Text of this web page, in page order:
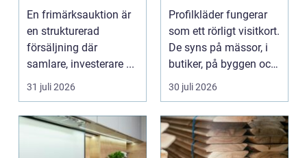
praktiken
En frimärksauktion är
en strukturerad
försäljning där
samlare, investerare ...
31 juli 2026
klubbar en
starkare identitet
Profilkläder fungerar
som ett rörligt visitkort.
De syns på mässor, i
butiker, på byggen och
längs v...
30 juli 2026